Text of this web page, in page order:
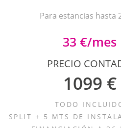
Para estancias hasta
33 €/mes
PRECIO
1099 €
TODO
SPLIT + 5 MTS DE